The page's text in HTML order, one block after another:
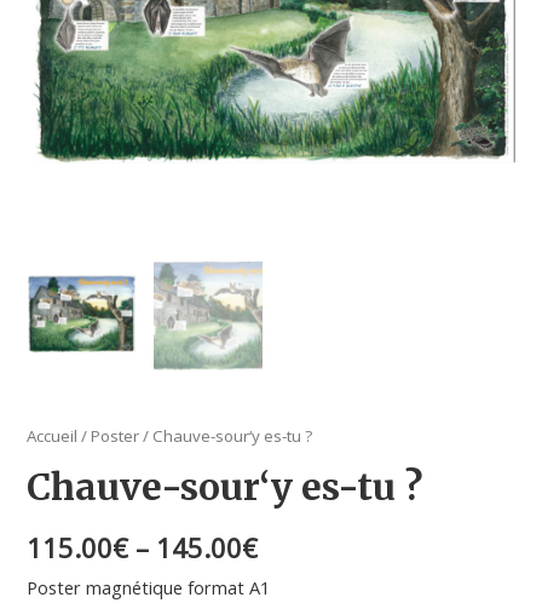
Accueil / Poster/ Chauve-sour‘y es-tu ?
Chauve-sour‘y es-tu ?
115.00€– 145.00€
Poster magnétique format A1